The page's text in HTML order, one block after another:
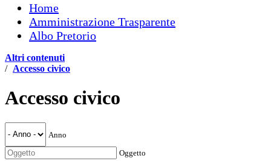
Home
Amministrazione Trasparente
Albo Pretorio
Altri contenuti
/ Accesso civico
Accesso civico
Anno
Oggetto